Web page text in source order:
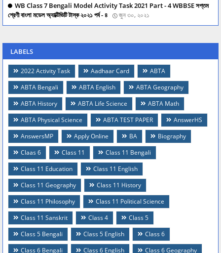
WB Class 7 Bengali Model Activity Task 2021 Part - 4 WBBSE সপ্তম
শ্রেণী বাংলা মডেল অ্যাক্টিভিটি টাস্ক ২০২১ পর্ব - ৪
জুন ৩০, ২০২১
LABELS
2022 Activity Task Aadhaar Card
ABTA
ABTA Bengali
ABTA English
ABTA Geography
ABTA History
ABTA Life Science
ABTA Math
ABTA Physical Science
ABTA TEST PAPER
AnswerHS
AnswersMP
Apply Online BA
Biography
Claas 6
Class 11
Class 11 Bengali
Class 11 Education
Class 11 English
Class 11 Geography
Class 11 History
Class 11 Philosophy
Class 11 Political Science
Class 11 Sanskrit
Class 4
Class 5
Class 5 Bengali
Class 5 English
Class 6
Class 6 Bengali
Class 6 English
Class 6 Geography